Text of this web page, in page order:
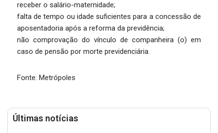
receber o salário-maternidade;
falta de tempo ou idade suficientes para a concessão de
aposentadoria após a reforma da previdência;
não comprovação do vínculo de companheira (o) em
caso de pensão por morte previdenciária.
Fonte: Metrópoles
Últimas notícias